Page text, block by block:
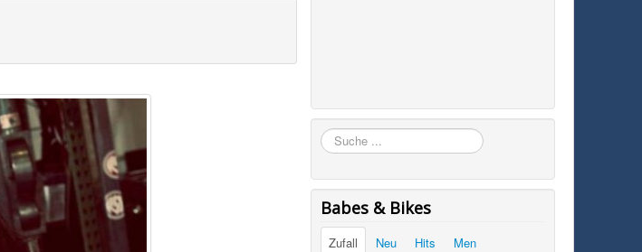
Suchen
Babes & Bikes
Zufall Neu Hits Men